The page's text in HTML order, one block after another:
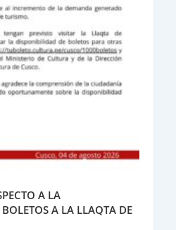
A LA
A LA LLAQTA DE